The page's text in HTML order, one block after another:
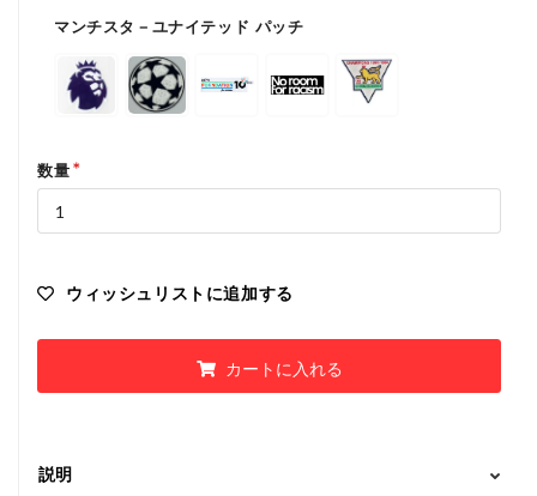
マンチスタ－ユナイテッド パッチ
数量
ウィッシュリストに追加する
カートに入れる
説明